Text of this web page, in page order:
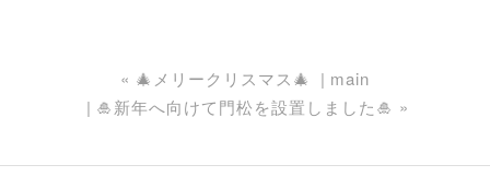
« 🎄メリークリスマス🎄
main
🎍新年へ向けて門松を設置しました🎍 »